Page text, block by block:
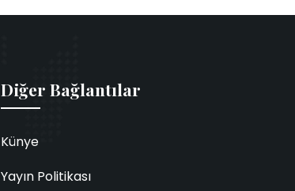
Diğer Bağlantılar
Künye
Yayın Politikası